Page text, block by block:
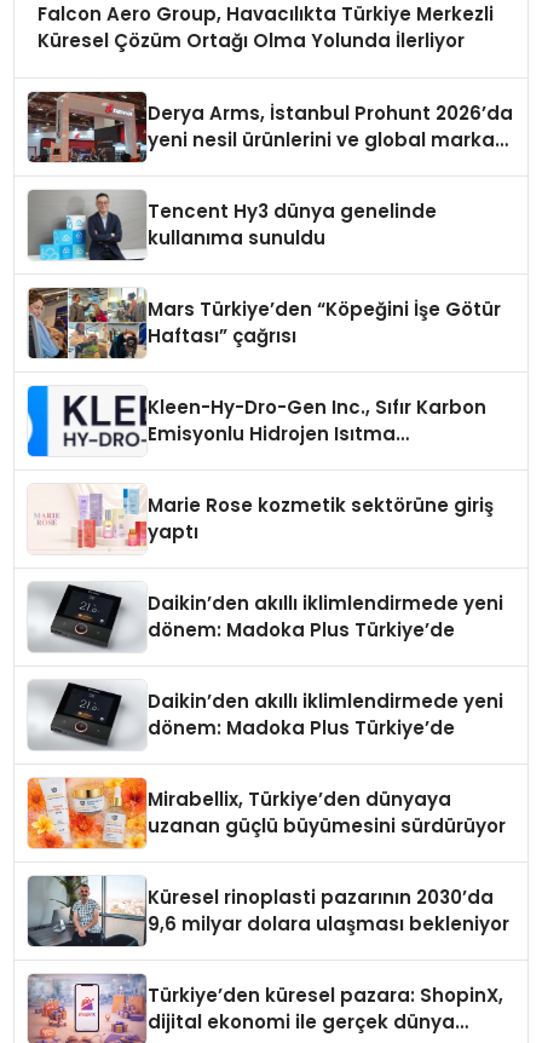
Falcon Aero Group, Havacılıkta Türkiye Merkezli
Küresel Çözüm Ortağı Olma Yolunda İlerliyor
Derya Arms, İstanbul Prohunt 2026’da
yeni nesil ürünlerini ve global marka
Tencent Hy3 dünya genelinde
kullanıma sunuldu
Mars Türkiye’den “Köpeğini İşe Götür
Haftası” çağrısı
Kleen-Hy-Dro-Gen Inc., Sıfır Karbon
Emisyonlu Hidrojen Isıtma
Marie Rose kozmetik sektörüne giriş
yaptı
Daikin’den akıllı iklimlendirmede yeni
dönem: Madoka Plus Türkiye’de
Daikin’den akıllı iklimlendirmede yeni
dönem: Madoka Plus Türkiye’de
Mirabellix, Türkiye’den dünyaya
uzanan güçlü büyümesini sürdürüyor
Küresel rinoplasti pazarının 2030’da
9,6 milyar dolara ulaşması bekleniyor
Türkiye’den küresel pazara: ShopinX,
dijital ekonomi ile gerçek dünya